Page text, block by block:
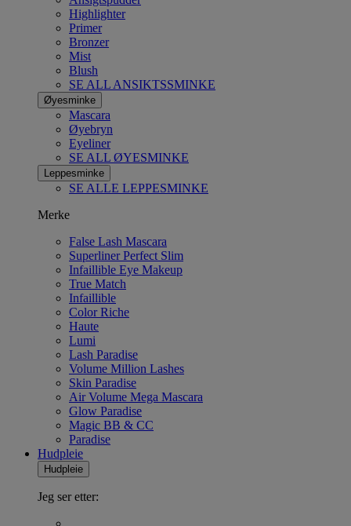
Highlighter
Primer
Bronzer
Mist
Blush
SE ALL ANSIKTSSMINKE
Øyesminke
Mascara
Øyebryn
Eyeliner
SE ALL ØYESMINKE
Leppesminke
SE ALLE LEPPESMINKE
Merke
False Lash Mascara
Superliner Perfect Slim
Infaillible Eye Makeup
True Match
Infaillible
Color Riche
Haute
Lumi
Lash Paradise
Volume Million Lashes
Skin Paradise
Air Volume Mega Mascara
Glow Paradise
Magic BB & CC
Paradise
Hudpleie
Hudpleie
Jeg ser etter: